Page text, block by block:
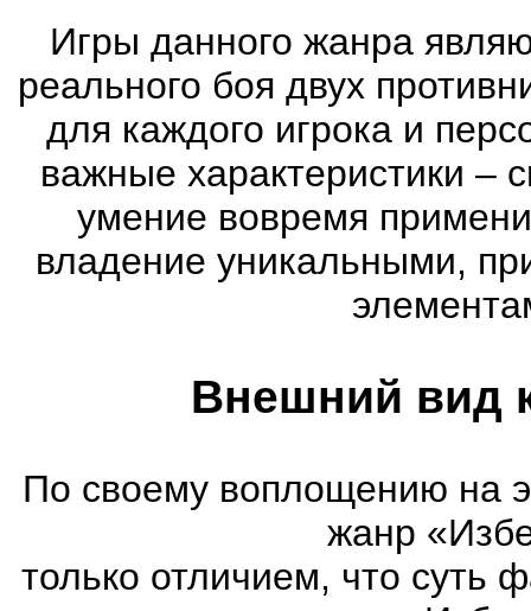
Игры данного жанра
реального боя двух
для каждого игрока и
важные характеристики –
умение вовремя
владение уникальными,
Внешний вид
По своему воплощению на
жанр
только отличием, что суть